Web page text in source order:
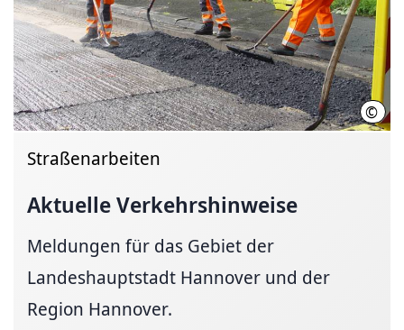
©
Straßenarbeiten
AktuelleVerkehrshinweise
Meldungen für das Gebiet der
Landeshauptstadt Hannover und der
Region Hannover.